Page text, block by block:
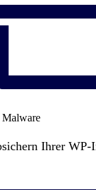
Ihrer WP-